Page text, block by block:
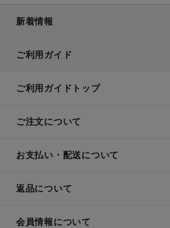
新着情報
ご利用ガイド
ご利用ガイドトップ
ご注文について
お支払い・配送について
返品について
会員情報について